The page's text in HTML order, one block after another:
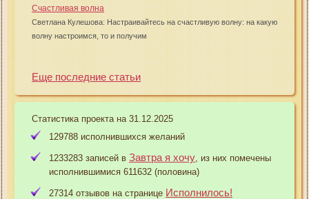
Счастливая волна
Светлана Кулешова: Настраивайтесь на счастливую волну: на какую
волну настроимся, то и получим
Еще последние статьи
Статистика проекта на 31.12.2025
129788 исполнившихся желаний
1233283 записей в Завтра я хочу , из них помечены
исполнившимися 611632 (половина)
27314 отзывов на странице Исполнилось!